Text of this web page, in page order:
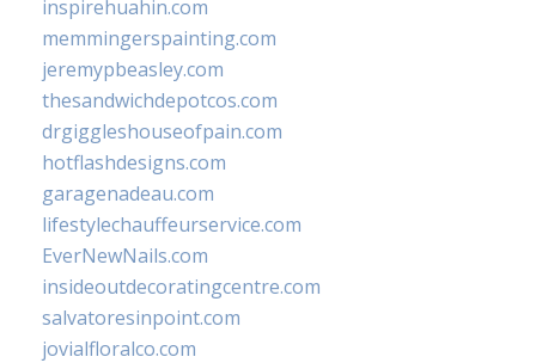
inspirehuahin.com
memmingerspainting.com
jeremypbeasley.com
thesandwichdepotcos.com
drgiggleshouseofpain.com
hotflashdesigns.com
garagenadeau.com
lifestylechauffeurservice.com
EverNewNails.com
insideoutdecoratingcentre.com
salvatoresinpoint.com
jovialfloralco.com